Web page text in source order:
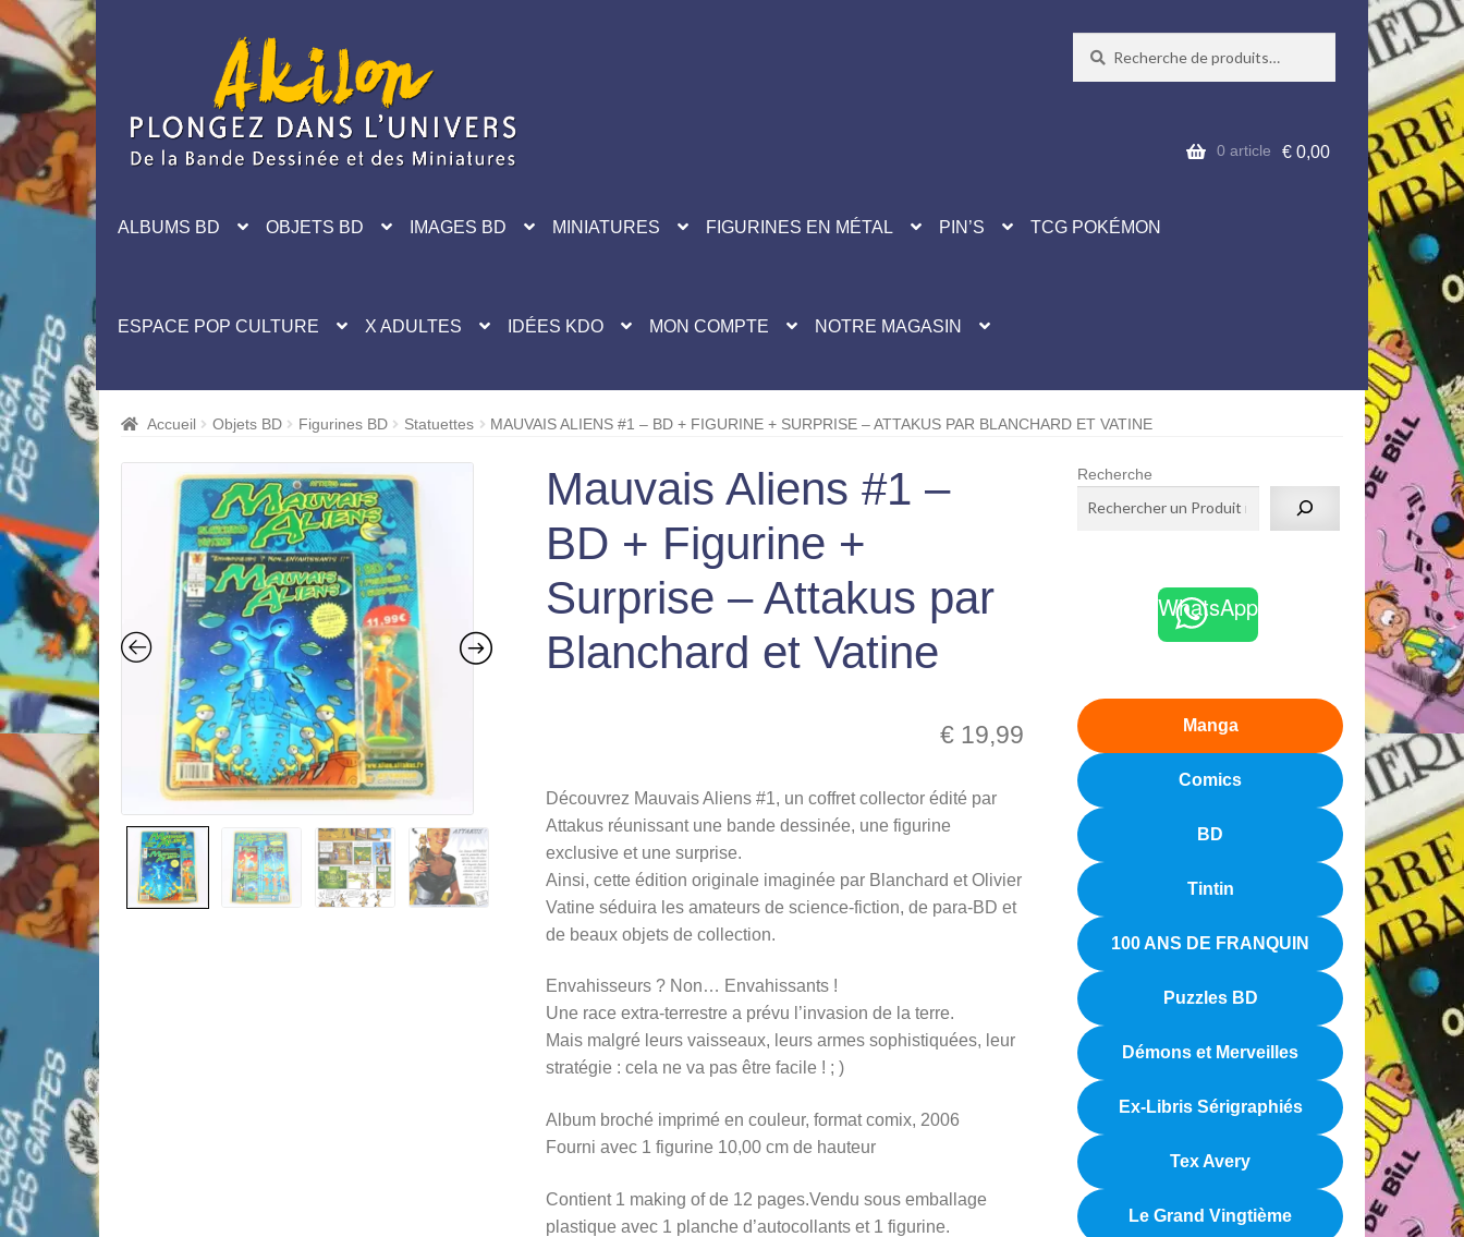
navigation
pour :
ALBUMS BD OBJETS BD IMAGES BD MINIATURES FIGURINES EN MÉTAL PIN’S TCG POKÉMON
ESPACE POP CULTURE X ADULTES IDÉES KDO MON COMPTE NOTRE MAGASIN
€0,00
0 article
Accueil Objets BD Figurines BD Statuettes MAUVAIS ALIENS #1 – BD + FIGURINE + SURPRISE – ATTAKUS PAR BLANCHARD ET VATINE
Mauvais Aliens #1 –
BD + Figurine +
Surprise – Attakus par
Blanchard et Vatine
€ 19,99
Découvrez Mauvais Aliens #1, un coffret collector édité par
Attakus réunissant une bande dessinée, une figurine
exclusive et une surprise.
Ainsi, cette édition originale imaginée par Blanchard et Olivier
Vatine séduira les amateurs de science-fiction, de para-BD et
de beaux objets de collection.
Envahisseurs ? Non… Envahissants !
Une race extra-terrestre a prévu l’invasion de la terre.
Mais malgré leurs vaisseaux, leurs armes sophistiquées, leur
stratégie : cela ne va pas être facile ! ; )
Album broché imprimé en couleur, format comix, 2006
Fourni avec 1 figurine 10,00 cm de hauteur
Contient 1 making of de 12 pages.Vendu sous emballage
plastique avec 1 planche d’autocollants et 1 figurine.
Recherche
WhatsApp
Manga
Comics
BD
Tintin
100 ANS DE FRANQUIN
Puzzles BD
Démons et Merveilles
Ex-Libris Sérigraphiés
Tex Avery
Le Grand Vingtième